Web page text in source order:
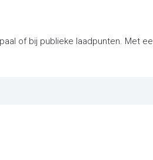
of bij publieke laadpunten. Met